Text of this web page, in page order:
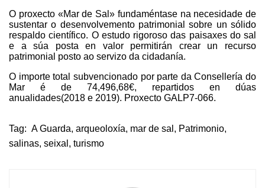
O proxecto «Mar de Sal» fundaméntase na necesidade de
sustentar o desenvolvemento patrimonial sobre un sólido
respaldo científico. O estudo rigoroso das paisaxes do sal
e a súa posta en valor permitirán crear un recurso
patrimonial posto ao servizo da cidadanía.
O importe total subvencionado por parte da Consellería do
Mar é de 74,496,68€, repartidos en dúas
anualidades(2018 e 2019). Proxecto GALP7-066.
Tag: A Guarda, arqueoloxía, mar de sal , Patrimonio,
salinas, seixal , turismo